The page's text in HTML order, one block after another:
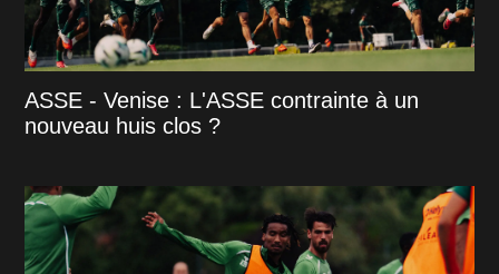
ASSE - Venise : L'ASSE contrainte à un
nouveau huis clos ?